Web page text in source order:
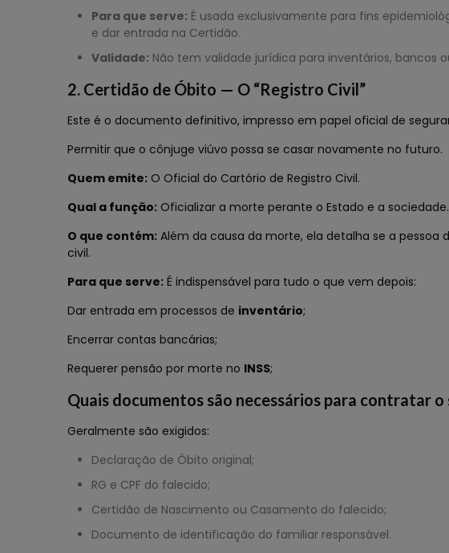
Para que serve: É usada exclusivamente para fins
e dar entrada na Certidão.
Validade: Não tem validade jurídica para inventários, bancos
2. Certidão de Óbito — O “Registro Civil”
Este é o documento definitivo, impresso em papel oficial de
Permitir que o cônjuge viúvo possa se casar novamente no futuro.
Quem emite: O Oficial do Cartório de Registro Civil.
Qual a função: Oficializar a morte perante o Estado e a
O que contém: Além da causa da morte, ela detalha se a pessoa
civil.
Para que serve: É indispensável para tudo o que vem depois:
Dar entrada em processos de inventário;
Encerrar contas bancárias;
Requerer pensão por morte no INSS;
Quais documentos são necessários para contratar
Geralmente são exigidos:
Declaração de Óbito original;
RG e CPF do falecido;
Certidão de Nascimento ou Casamento do falecido;
Documento de identificação do familiar responsável.